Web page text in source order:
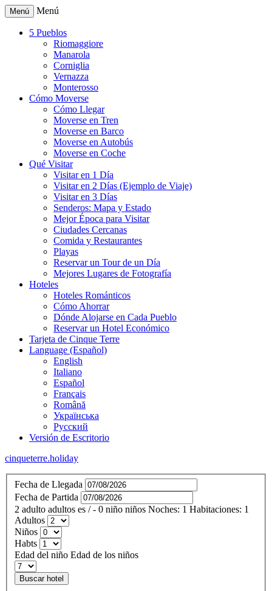
Menú Menú
5 Pueblos
Riomaggiore
Manarola
Corniglia
Vernazza
Monterosso
Cómo Moverse
Cómo Llegar
Moverse en Tren
Moverse en Barco
Moverse en Autobús
Moverse en Coche
Qué Visitar
Visitar en 1 Día
Visitar en 2 Días (Ejemplo de Viaje)
Visitar en 3 Días
Senderos: Mapa y Estado
Mejor Época para Visitar
Ciudades Cercanas
Comida y Restaurantes
Playas
Reservar un Tour de un Día
Mejores Lugares de Fotografía
Hoteles
Hoteles Románticos
Cómo Ahorrar
Dónde Alojarse en Cada Pueblo
Reservar un Hotel Económico
Tarjeta de Cinque Terre
Language (Español)
English
Italiano
Español
Français
Română
Українська
Русский
Versión de Escritorio
cinqueterre.holiday
Fecha de Llegada
Fecha de Partida
2 adulto adultos es / - 0 niño niños Noches: 1 Habitaciones: 1
Adultos
Niños
Habts
Edad del niño Edad de los niños
Buscar hotel